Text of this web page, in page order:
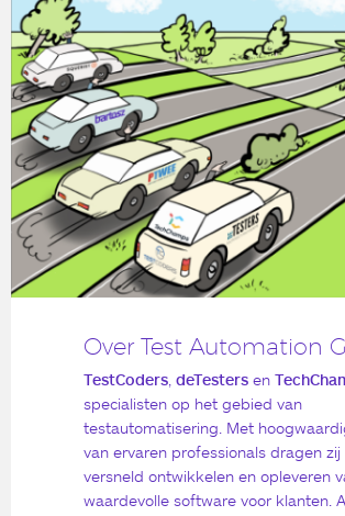
Over Test Automation
TestCoders ,deTesters en
specialisten op het gebied van
testautomatisering. Met
van ervaren professionals dragen
versneld ontwikkelen en opleveren
waardevolle software voor klanten.